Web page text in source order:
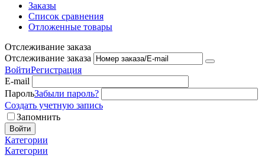
Заказы
Список сравнения
Отложенные товары
Отслеживание заказа
Отслеживание заказа
ВойтиРегистрация
E-mail
ПарольЗабыли пароль?
Создать учетную запись
Запомнить
Войти
Категории
Категории